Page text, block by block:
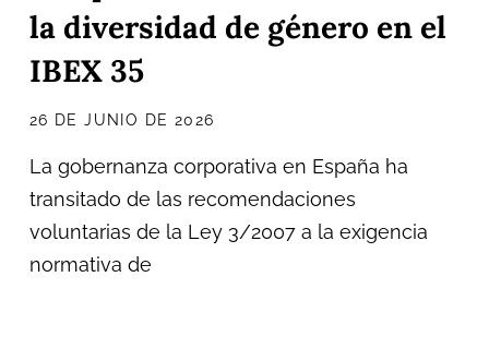
la diversidad de género en el
IBEX 35
26 DE JUNIO DE 2026
La gobernanza corporativa en España ha
transitado de las recomendaciones
voluntarias de la Ley 3/2007 a la exigencia
normativa de